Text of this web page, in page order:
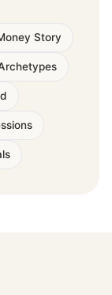
Story